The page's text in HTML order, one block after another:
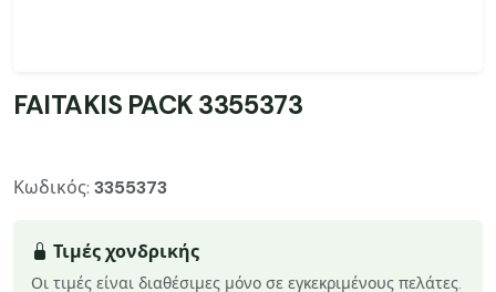
FAITAKIS PACK 3355373
Κωδικός: 3355373
Τιμές χονδρικής
Οι τιμές είναι διαθέσιμες μόνο σε εγκεκριμένους πελάτες.